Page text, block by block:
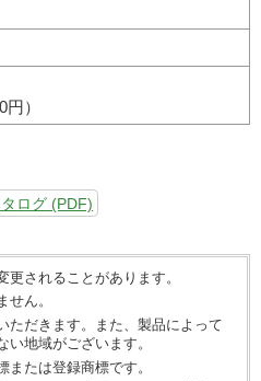
円）
ログ (PDF)
されることがあります。
ん。
だきます。また、製品によって
地域がございます。
たは登録商標です。